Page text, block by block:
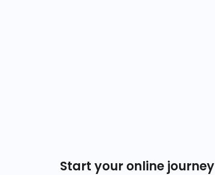
Start your online journey